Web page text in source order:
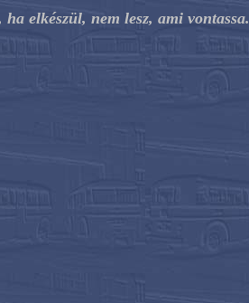
elkészül, nem lesz, ami vontassa.